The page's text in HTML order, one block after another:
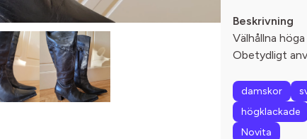
Beskrivning
Välhållna
Obetydligt
damskor
högklackade
Novita